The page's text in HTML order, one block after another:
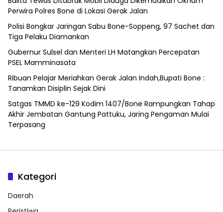
Perwira Polres Bone di Lokasi Gerak Jalan
Polisi Bongkar Jaringan Sabu Bone-Soppeng, 97 Sachet dan
Tiga Pelaku Diamankan
Gubernur Sulsel dan Menteri LH Matangkan Percepatan
PSEL Mamminasata
Ribuan Pelajar Meriahkan Gerak Jalan Indah,Bupati Bone :
Tanamkan Disiplin Sejak Dini
Satgas TMMD ke-129 Kodim 1407/Bone Rampungkan Tahap
Akhir Jembatan Gantung Pattuku, Jaring Pengaman Mulai
Terpasang
Kategori
Daerah